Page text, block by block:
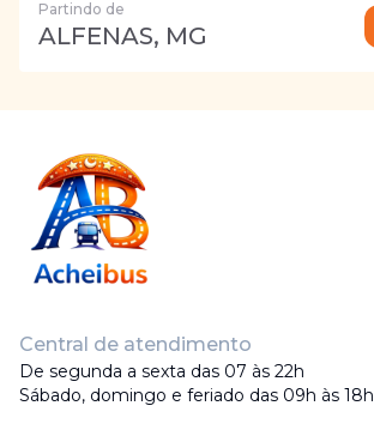
Partindo de
ALFENAS, MG
Central de atendimento
De segunda a sexta das 07 às 22h
Sábado, domingo e feriado das 09h às 18h